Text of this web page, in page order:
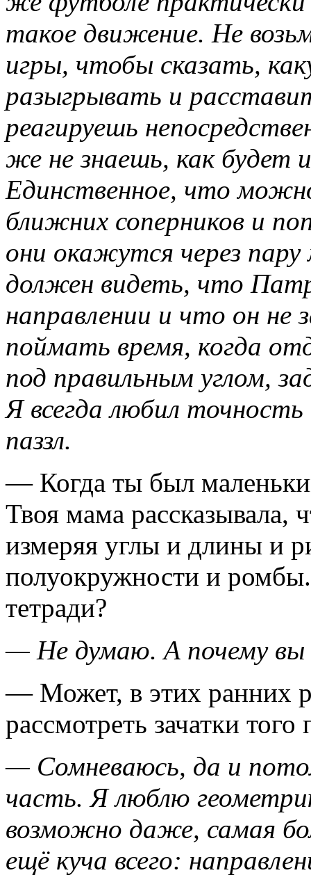
такое движение. Не
игры, чтобы сказать,
разыгрывать и
реагируешь
же не знаешь, как будет
Единственное, что
ближних соперников и
они окажутся через
должен видеть, что
направлении и что он не
поймать время, когда
под правильным углом,
Я всегда любил
паззл.
— Когда ты был
Твоя мама рассказывала,
измеряя углы и длины и
полуокружности и
тетради?
— Не думаю. А почемувы
— Может, в этих ранних
рассмотреть зачатки
— Сомневаюсь, да и
часть. Я люблю
возможно даже, самая
ещё куча всего: